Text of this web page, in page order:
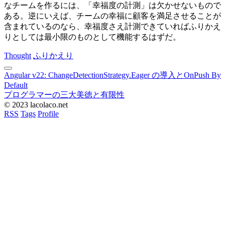
なチームを作るには、「幸福度の計測」は欠かせないもので
ある。逆にいえば、チームの幸福に顧客を満足させることが
含まれているのなら、幸福度さえ計測できていればふりかえ
りとしては最小限のものとして機能するはずだ。
Thought ふりかえり
Angular v22: ChangeDetectionStrategy.Eager の導入とOnPush By
Default
プログラマーの三大美徳と有限性
© 2023 lacolaco.net
RSS Tags Profile